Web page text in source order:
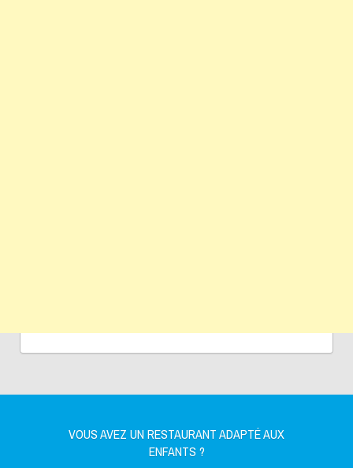
VOUS AVEZ UN RESTAURANT ADAPTÉ AUX
ENFANTS ?